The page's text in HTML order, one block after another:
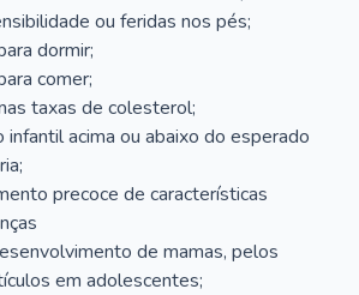
ou feridas nos pés;
dormir;
comer;
taxas de colesterol;
infantil acima ou abaixo do esperado
precoce de características
de mamas, pelos
em adolescentes;